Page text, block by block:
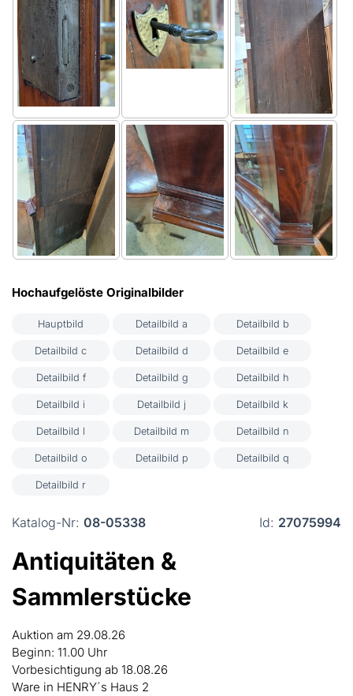
Hochaufgelöste Originalbilder
Hauptbild Detailbild a Detailbild b
Detailbild c Detailbild d Detailbild e
Detailbild f Detailbild g Detailbild h
Detailbild i Detailbild j Detailbild k
Detailbild l Detailbild m Detailbild n
Detailbild o Detailbild p Detailbild q
Detailbild r
Katalog-Nr: 08-05338 Id: 27075994
Antiquitäten &
Sammlerstücke
Auktion am 29.08.26
Beginn: 11.00 Uhr
Vorbesichtigung ab 18.08.26
Ware in HENRY´s Haus 2